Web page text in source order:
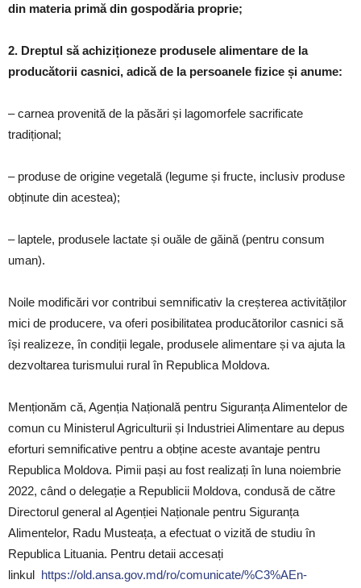
din materia primă din gospodăria proprie;
2. Dreptul să achiziționeze produsele alimentare de la
producătorii casnici, adică de la persoanele fizice și anume:
– carnea provenită de la păsări și lagomorfele sacrificate
tradițional;
– produse de origine vegetală (legume și fructe, inclusiv produse
obținute din acestea);
– laptele, produsele lactate și ouăle de găină (pentru consum
uman).
Noile modificări vor contribui semnificativ la creșterea activităților
mici de producere, va oferi posibilitatea producătorilor casnici să
își realizeze, în condiții legale, produsele alimentare și va ajuta la
dezvoltarea turismului rural în Republica Moldova.
Menționăm că, Agenția Națională pentru Siguranța Alimentelor de
comun cu Ministerul Agriculturii și Industriei Alimentare au depus
eforturi semnificative pentru a obține aceste avantaje pentru
Republica Moldova. Pimii pași au fost realizați în luna noiembrie
2022, când o delegație a Republicii Moldova, condusă de către
Directorul general al Agenției Naționale pentru Siguranța
Alimentelor, Radu Musteața, a efectuat o vizită de studiu în
Republica Lituania. Pentru detaii accesați
linkul https://old.ansa.gov.md/ro/comunicate/%C3%AEn-